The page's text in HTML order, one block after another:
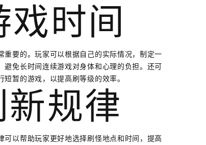
戏时间
要的。玩家可以根据自己的实际情况，制定一
免长时间连续游戏对身体和心理的负担。还可
暂的游戏，以提高刷等级的效率。
规律
以帮助玩家更好地选择刷怪地点和时间，提高